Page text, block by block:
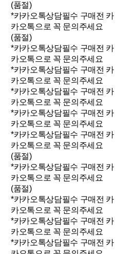
(품절)
*카카오톡상담필수 구매전 카
카오톡으로 꼭 문의주세요
(품절)
*카카오톡상담필수 구매전 카
카오톡으로 꼭 문의주세요
*카카오톡상담필수 구매전 카
카오톡으로 꼭 문의주세요
*카카오톡상담필수 구매전 카
카오톡으로 꼭 문의주세요
*카카오톡상담필수 구매전 카
카오톡으로 꼭 문의주세요
*카카오톡상담필수 구매전 카
카오톡으로 꼭 문의주세요
(품절)
*카카오톡상담필수 구매전 카
카오톡으로 꼭 문의주세요
(품절)
*카카오톡상담필수 구매전 카
카오톡으로 꼭 문의주세요
*카카오톡상담필수 구매전 카
카오톡으로 꼭 문의주세요
*카카오톡상담필수 구매전 카